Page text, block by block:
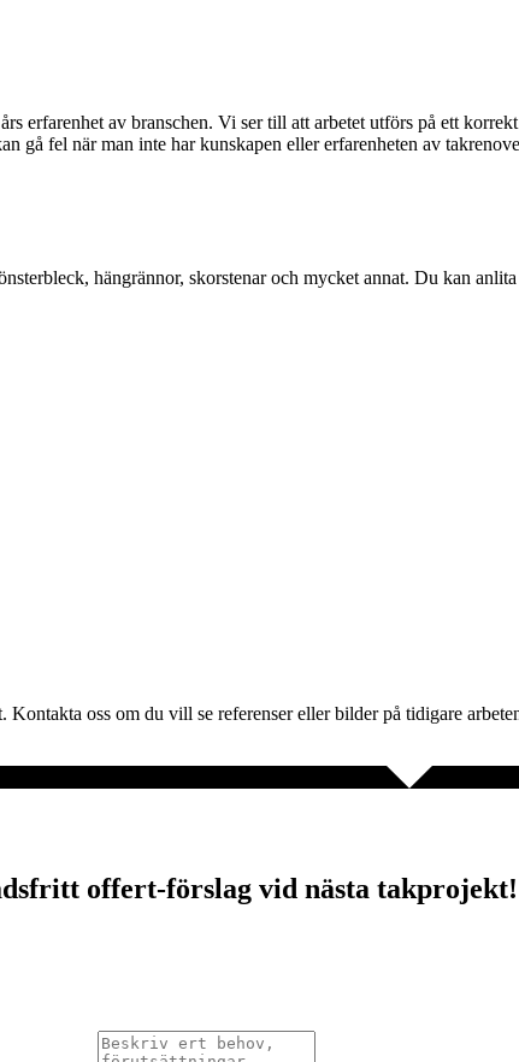
erfarenhet av branschen. Vi ser till att arbetet utförs på ett
gå fel när man inte har kunskapen eller erfarenheten av
hängrännor, skorstenar och mycket annat. Du kan
oss om du vill se referenser eller bilder på tidigare
offert-förslag vid nästa takprojekt!